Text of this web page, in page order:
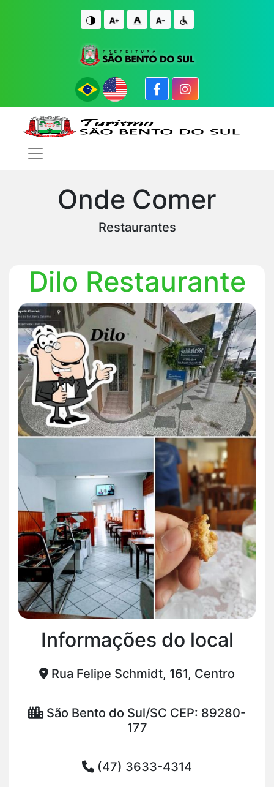
Onde Comer
Restaurantes
Dilo Restaurante
Informações do local
Rua Felipe Schmidt, 161, Centro
São Bento do Sul/SC CEP: 89280-
177
(47) 3633-4314